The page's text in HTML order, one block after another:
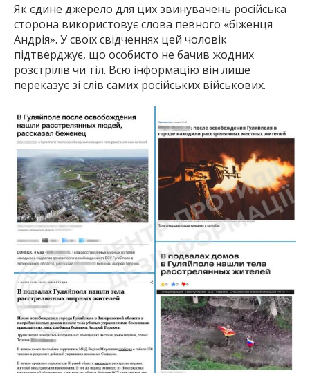
Як єдине джерело для цих звинувачень російська
сторона використовує слова певного «біженця
Андрія». У своїх свідченнях цей чоловік
підтверджує, що особисто не бачив жодних
розстрілів чи тіл. Всю інформацію він лише
переказує зі слів самих російських військових.